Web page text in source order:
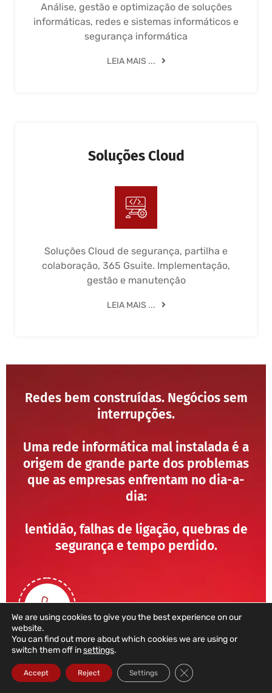
Análise, gestão e optimização de soluções
informáticas, redes e sistemas informáticos e
segurança informática
LEIA MAIS ...
Soluções Cloud
Soluções Cloud de segurança, partilha e
colaboração, 365 Gsuite. Implementação,
gestão e manutenção
LEIA MAIS ...
Redes bem construídas. Negócios sem
interrupções.
Uma rede informática mal instalada é a
origem de grande parte dos problemas
que as empresas enfrentam no dia-a-
dia:
lentidão, falhas de ligação, quebras de
segurança e tempo perdido.
211 459 950
We are using cookies to give you the best experience on our
website.
You can find out more about which cookies we are using or
switch them off insettings.
Accept Reject Settings Close GDPR Cookie